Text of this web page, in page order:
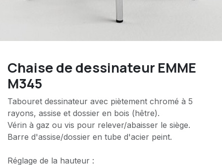
Chaise de dessinateur EMME
M345
Tabouret dessinateur avec piètement chromé à 5
rayons, assise et dossier en bois (hêtre).
Vérin à gaz ou vis pour relever/abaisser le siège.
Barre d'assise/dossier en tube d'acier peint.
Réglage de la hauteur :